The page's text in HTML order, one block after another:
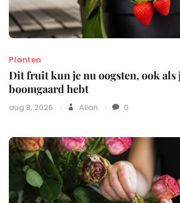
Planten
Dit fruit kun je nu oogsten, ook als
boomgaard hebt
aug 8, 2026 Allan 0